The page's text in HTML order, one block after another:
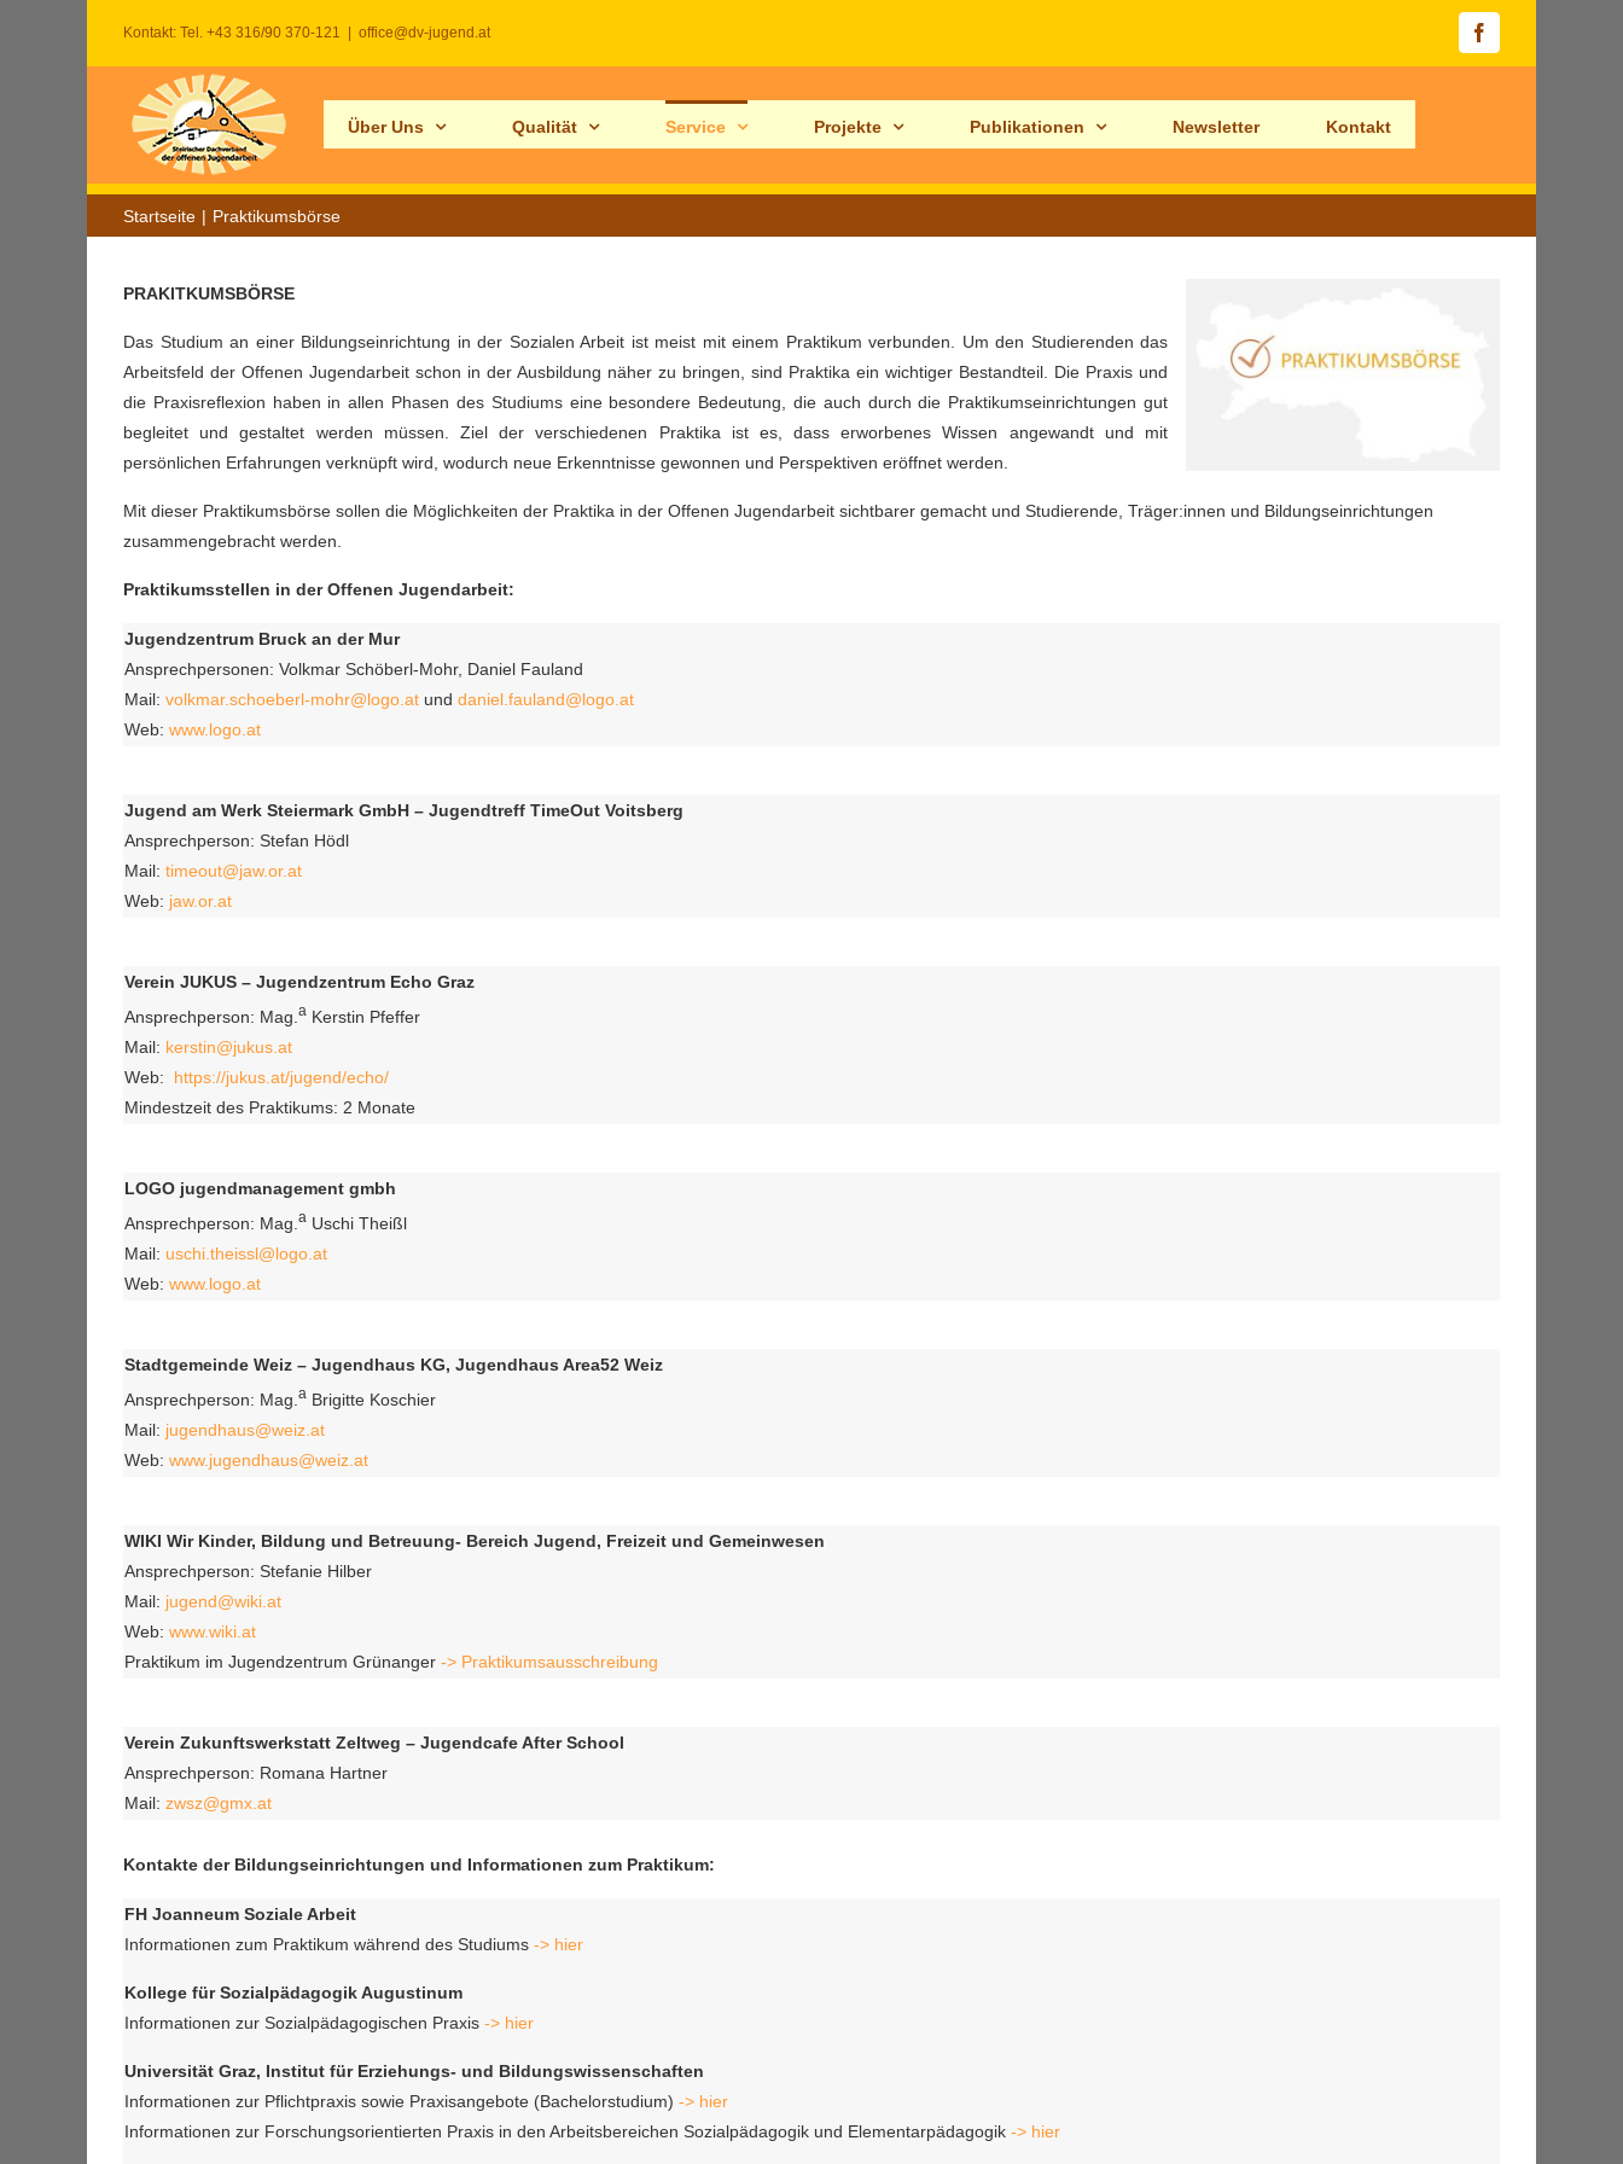
Kontakt: Tel. +43 316/90 370-121 office@dv-jugend.at Facebook
Über Uns Qualität Service Projekte Publikationen Newsletter Kontakt
Startseite Praktikumsbörse
PRAKITKUMSBÖRSE
Das Studium an einer Bildungseinrichtung in der Sozialen Arbeit ist meist mit einem Praktikum verbunden. Um den Studierenden das
Arbeitsfeld der Offenen Jugendarbeit schon in der Ausbildung näher zu bringen, sind Praktika ein wichtiger Bestandteil. Die Praxis und
die Praxisreflexion haben in allen Phasen des Studiums eine besondere Bedeutung, die auch durch die Praktikumseinrichtungen gut
begleitet und gestaltet werden müssen. Ziel der verschiedenen Praktika ist es, dass erworbenes Wissen angewandt und mit
persönlichen Erfahrungen verknüpft wird, wodurch neue Erkenntnisse gewonnen und Perspektiven eröffnet werden.
Mit dieser Praktikumsbörse sollen die Möglichkeiten der Praktika in der Offenen Jugendarbeit sichtbarer gemacht und Studierende, Träger:innen und Bildungseinrichtungen
zusammengebracht werden.
Praktikumsstellen in der Offenen Jugendarbeit:
Jugendzentrum Bruck an der Mur
Ansprechpersonen: Volkmar Schöberl-Mohr, Daniel Fauland
Mail: volkmar.schoeberl-mohr@logo.at und daniel.fauland@logo.at
Web: www.logo.at
Jugend am Werk Steiermark GmbH – Jugendtreff TimeOut Voitsberg
Ansprechperson: Stefan Hödl
Mail: timeout@jaw.or.at
Web: jaw.or.at
Verein JUKUS – Jugendzentrum Echo Graz
Ansprechperson: Mag. a Kerstin Pfeffer
Mail: kerstin@jukus.at
Web: https://jukus.at/jugend/echo/
Mindestzeit des Praktikums: 2 Monate
LOGO jugendmanagement gmbh
Ansprechperson: Mag. a Uschi Theißl
Mail: uschi.theissl@logo.at
Web: www.logo.at
Stadtgemeinde Weiz – Jugendhaus KG, Jugendhaus Area52 Weiz
Ansprechperson: Mag. a Brigitte Koschier
Mail: jugendhaus@weiz.at
Web: www.jugendhaus@weiz.at
WIKI Wir Kinder, Bildung und Betreuung- Bereich Jugend, Freizeit und Gemeinwesen
Ansprechperson: Stefanie Hilber
Mail: jugend@wiki.at
Web: www.wiki.at
Praktikum im Jugendzentrum Grünanger -> Praktikumsausschreibung
Verein Zukunftswerkstatt Zeltweg – Jugendcafe After School
Ansprechperson: Romana Hartner
Mail: zwsz@gmx.at
Kontakte der Bildungseinrichtungen und Informationen zum Praktikum:
FH Joanneum Soziale Arbeit
Informationen zum Praktikum während des Studiums -> hier
Kollege für Sozialpädagogik Augustinum
Informationen zur Sozialpädagogischen Praxis -> hier
Universität Graz, Institut für Erziehungs- und Bildungswissenschaften
Informationen zur Pflichtpraxis sowie Praxisangebote (Bachelorstudium) -> hier
Informationen zur Forschungsorientierten Praxis in den Arbeitsbereichen Sozialpädagogik und Elementarpädagogik -> hier